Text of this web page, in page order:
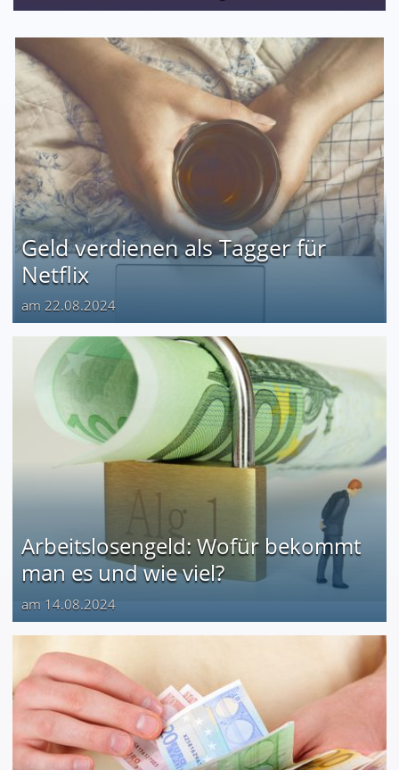
Geld verdienen als Tagger für
Netflix
am 22.08.2024
Arbeitslosengeld: Wofür bekommt
man es und wie viel?
am 14.08.2024